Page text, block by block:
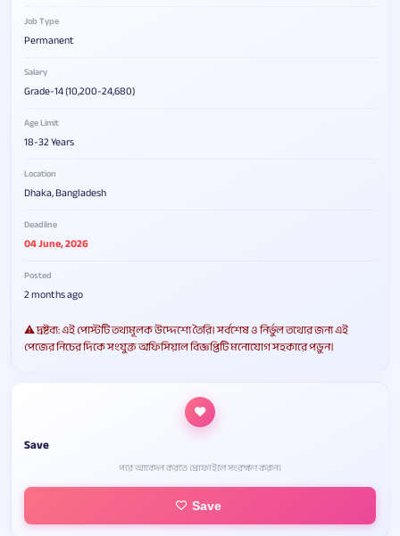
Job Type
Permanent
Salary
Grade-14 (10,200-24,680)
Age Limit
18-32 Years
Location
Dhaka, Bangladesh
Deadline
04 June, 2026
Posted
2 months ago
⚠️ দ্রষ্টব্য: এই পোস্টটি তথ্যমূলক উদ্দেশ্যে তৈরি। সর্বশেষ ও নির্ভুল তথ্যের জন্য এই
পেজের নিচের দিকে সংযুক্ত অফিসিয়াল বিজ্ঞপ্তিটি মনোযোগ সহকারে পড়ুন।
Save
পরে আবেদন করতে প্রোফাইলে সংরক্ষণ করুন।
Save